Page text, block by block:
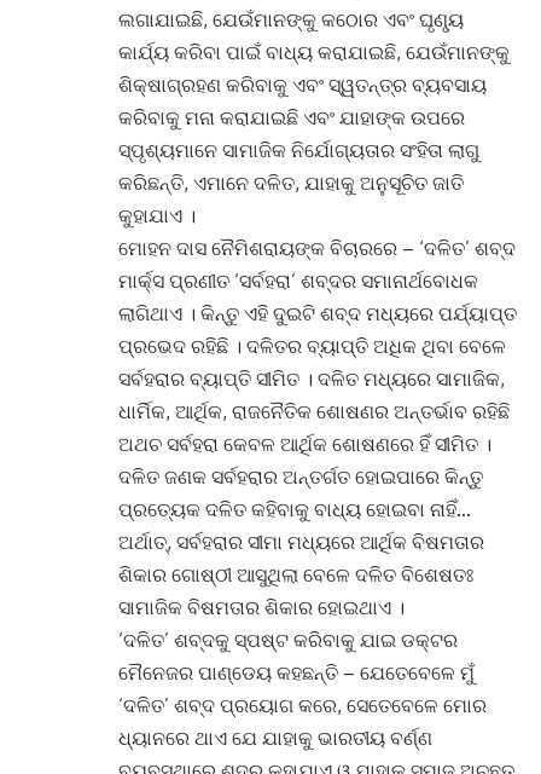
ଲଗାଯାଇଛି, ଯେଉଁମାନଙ୍କୁ କଠୋର ଏବଂ ଘୃଣ୍ୟୃ
କାର୍ଯ୍ୟ କରିବା ପାଇଁ ବାଧ୍ୟ କରାଯାଇଛି, ଯେଉଁମାନଙ୍କୁ
ଶିକ୍ଷାଗ୍ରହଣ କରିବାକୁ ଏବଂ ସ୍ୱତନ୍ତ୍ର ବ୍ୟବସାୟ
କରିବାକୁ ମନା କରାଯାଇଛି ଏବଂ ଯାହାଙ୍କ ଉପରେ
ସ୍ପୃଶ୍ୟମାନେ ସାମାଜିକ ନିର୍ଯୋଗ୍ୟତାର ସଂହିତା ଲାଗୁ
କରିଛନ୍ତି, ଏମାନେ ଦଳିତ, ଯାହାକୁ ଅନୁସୂଚିତ ଜାତି
କୁହାଯାଏ ।
ମୋହନ ଦାସ ନୈମିଶରାୟଙ୍କ ବିଚାରରେ – ‘ଦଳିତ’ ଶବ୍ଦ
ମାର୍କ୍ସ ପ୍ରଣୀତ ‘ସର୍ବହରା’ ଶବ୍ଦର ସମାନାର୍ଥବୋଧକ
ଲାଗିଥାଏ । କିନ୍ତୁ ଏହି ଦୁଇଟି ଶବ୍ଦ ମଧ୍ୟରେ ପର୍ଯ୍ୟାପ୍ତ
ପ୍ରଭେଦ ରହିଛି । ଦଳିତର ବ୍ୟାପ୍ତି ଅଧିକ ଥିବା ବେଳେ
ସର୍ବହରାର ବ୍ୟାପ୍ତି ସୀମିତ । ଦଳିତ ମଧ୍ୟରେ ସାମାଜିକ,
ଧାର୍ମିକ, ଆର୍ଥିକ, ରାଜନୈତିକ ଶୋଷଣର ଅନ୍ତର୍ଭାବ ରହିଛି
ଅଥଚ ସର୍ବହରା କେବଳ ଆର୍ଥିକ ଶୋଷଣରେ ହିଁ ସୀମିତ ।
ଦଳିତ ଜଣକ ସର୍ବହରାର ଅନ୍ତର୍ଗତ ହୋଇପାରେ କିନ୍ତୁ
ପ୍ରତ୍ୟେକ ଦଳିତ କହିବାକୁ ବାଧ୍ୟ ହୋଇବା ନାହିଁ…
ଅର୍ଥାତ୍‌, ସର୍ବହରାର ସୀମା ମଧ୍ୟରେ ଆର୍ଥିକ ବିଷମତାର
ଶିକାର ଗୋଷ୍ଠୀ ଆସୁଥିଲା ବେଳେ ଦଳିତ ବିଶେଷତଃ
ସାମାଜିକ ବିଷମତାର ଶିକାର ହୋଇଥାଏ ।
‘ଦଳିତ’ ଶବ୍ଦକୁ ସ୍ପଷ୍ଟ କରିବାକୁ ଯାଇ ଡକ୍ଟର
ମୈନେଜର ପାଣ୍ଡେୟ କହଛନ୍ତି – ଯେତେବେଳେ ମୁଁ
‘ଦଳିତ’ ଶବ୍ଦ ପ୍ରୟୋଗ କରେ, ସେତେବେଳେ ମୋର
ଧ୍ୟାନରେ ଥାଏ ଯେ ଯାହାକୁ ଭାରତୀୟ ବର୍ଣ୍ଣ